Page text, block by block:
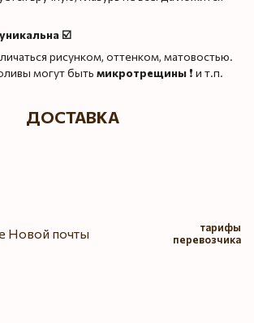
☑️
рисунком, оттенком, матовостью.
могут быть микротрещины ❗️ и т.п.
ДОСТАВКА
Новой почты
тарифы
перевозчика